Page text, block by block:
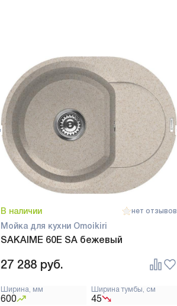
В наличии нет отзывов
Мойка для кухни Omoikiri
SAKAIME 60E SA бежевый
27 288 руб.
Ширина, мм
600
Ширина тумбы, см
45